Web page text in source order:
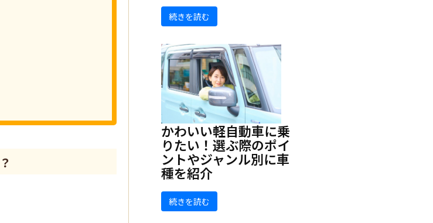
続きを読む
かわいい軽自動車に乗
りたい！選ぶ際のポイ
ントやジャンル別に車
種を紹介
続きを読む